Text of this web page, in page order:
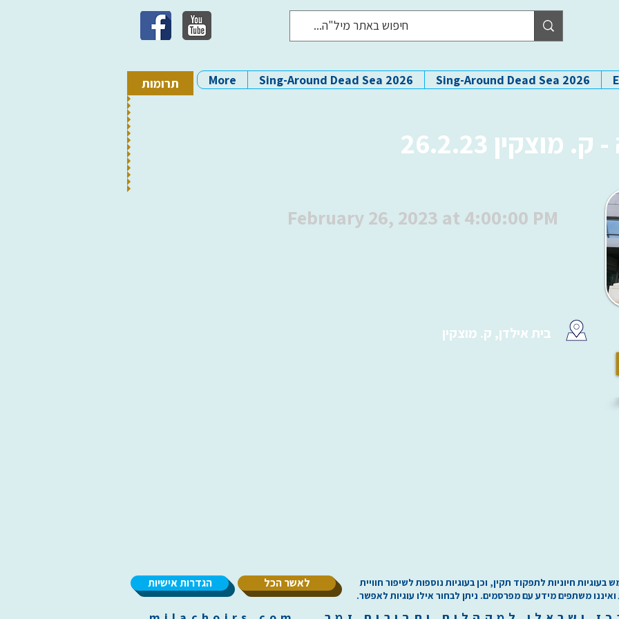
תרומות Sing-Around Dead Sea 2026
Sing-Around Dead Sea 2026
More
26.2.23
February 26, 2023 at 4:00:00 PM
בית אילדן, ק. מוצקין
הגדרות אישיות לאשר הכל
חיוניות לתפקוד תקין, וכן בעוגיות נוספות לשיפור חוויית
ואיננו משתפים מידע עם מפרסמים. ניתן לבחור אילו עוגיות לאפשר.